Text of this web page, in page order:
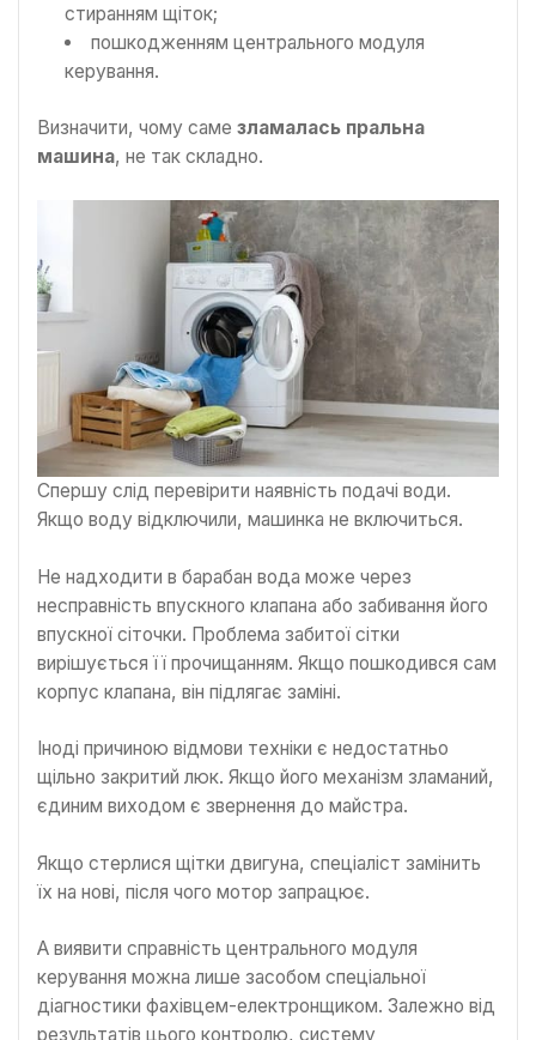
стиранням щіток;
пошкодженням центрального модуля
керування.
Визначити, чому саме зламалась пральна
машина, не так складно.
Спершу слід перевірити наявність подачі води.
Якщо воду відключили, машинка не включиться.
Не надходити в барабан вода може через
несправність впускного клапана або забивання його
впускної сіточки. Проблема забитої сітки
вирішується її прочищанням. Якщо пошкодився сам
корпус клапана, він підлягає заміні.
Іноді причиною відмови техніки є недостатньо
щільно закритий люк. Якщо його механізм зламаний,
єдиним виходом є звернення до майстра.
Якщо стерлися щітки двигуна, спеціаліст замінить
їх на нові, після чого мотор запрацює.
А виявити справність центрального модуля
керування можна лише засобом спеціальної
діагностики фахівцем-електронщиком. Залежно від
результатів цього контролю, систему